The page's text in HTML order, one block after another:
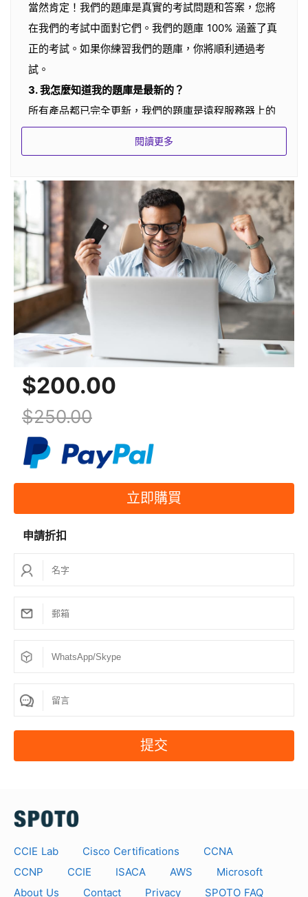
當然肯定！我們的題庫是真實的考試問題和答案，您將
在我們的考試中面對它們。我們的題庫 100% 涵蓋了真
正的考試。如果你練習我們的題庫，你將順利通過考
試。
3. 我怎麼知道我的題庫是最新的？
所有產品都已完全更新，我們的題庫是遠程服務器上的
最新版本。如果題庫有更新，我們的服務會通過郵件通
知您，服務器也會在您練習題庫時溫暖您。
我們所有的產品每週都會由產品經理審核。如果任何認
證供應商更改考試中的問題，我們的產品將相應更新。
5.你們的更新是免費的嗎？
我們在您的服務時間內提供免費更新。我們建議您至少
練習三天題庫。
6. 如何延長我的過期題庫？
如果您的服務期屆滿，您可以支付費用以延長您的服務
7.題庫格式是什麼？
筆試形式為VCE，與真題形式相似； 您可以在遠程服務
8.如何練習題庫？
書面題庫在遠程服務器上進行練習。我們的遠程服務器
每天 24 小時提供研究/審查訪問權限。付款後，我們將
發送一個帳戶登錄遠程服務器。
9. 我怎樣才能得到折扣？
有興趣並想購買三種或更多產品，請聯繫
support@spoto.net 以獲得折扣並定期訪問我們的網
10. 第三方可以從您的網站看到您的客戶信息嗎？
閱讀更多
$200.00
$250.00
立即購買
申請折扣
提交
CCIE Lab Cisco Certifications
CCNA
CCNP
CCIE ISACA AWS
Microsoft
About Us
Contact Privacy SPOTO FAQ